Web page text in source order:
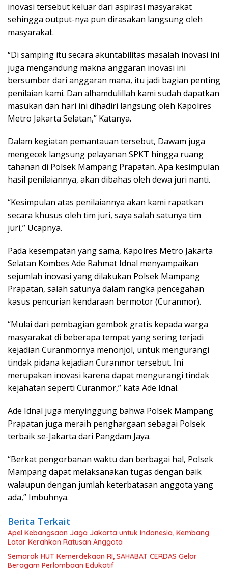
inovasi tersebut keluar dari aspirasi masyarakat
sehingga output-nya pun dirasakan langsung oleh
masyarakat.
“Di samping itu secara akuntabilitas masalah inovasi ini
juga mengandung makna anggaran inovasi ini
bersumber dari anggaran mana, itu jadi bagian penting
penilaian kami. Dan alhamdulillah kami sudah dapatkan
masukan dan hari ini dihadiri langsung oleh Kapolres
Metro Jakarta Selatan,” Katanya.
Dalam kegiatan pemantauan tersebut, Dawam juga
mengecek langsung pelayanan SPKT hingga ruang
tahanan di Polsek Mampang Prapatan. Apa kesimpulan
hasil penilaiannya, akan dibahas oleh dewa juri nanti.
“Kesimpulan atas penilaiannya akan kami rapatkan
secara khusus oleh tim juri, saya salah satunya tim
juri,” Ucapnya.
Pada kesempatan yang sama, Kapolres Metro Jakarta
Selatan Kombes Ade Rahmat Idnal menyampaikan
sejumlah inovasi yang dilakukan Polsek Mampang
Prapatan, salah satunya dalam rangka pencegahan
kasus pencurian kendaraan bermotor (Curanmor).
“Mulai dari pembagian gembok gratis kepada warga
masyarakat di beberapa tempat yang sering terjadi
kejadian Curanmornya menonjol, untuk mengurangi
tindak pidana kejadian Curanmor tersebut. Ini
merupakan inovasi karena dapat mengurangi tindak
kejahatan seperti Curanmor,” kata Ade Idnal.
Ade Idnal juga menyinggung bahwa Polsek Mampang
Prapatan juga meraih penghargaan sebagai Polsek
terbaik se-Jakarta dari Pangdam Jaya.
“Berkat pengorbanan waktu dan berbagai hal, Polsek
Mampang dapat melaksanakan tugas dengan baik
walaupun dengan jumlah keterbatasan anggota yang
ada,” Imbuhnya.
Berita Terkait
Apel Kebangsaan Jaga Jakarta untuk Indonesia, Kembang
Latar Kerahkan Ratusan Anggota
Semarak HUT Kemerdekaan RI, SAHABAT CERDAS Gelar
Beragam Perlombaan Edukatif